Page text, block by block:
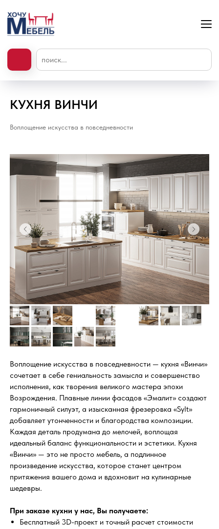
КУХНЯ ВИНЧИ
Воплощение искусства в повседневности
Воплощение искусства в повседневности — кухня «Винчи»
сочетает в себе гениальность замысла и совершенство
исполнения, как творения великого мастера эпохи
Возрождения. Плавные линии фасадов «Эмалит» создают
гармоничный силуэт, а изысканная фрезеровка «Sylt»
добавляет утонченности и благородства композиции.
Каждая деталь продумана до мелочей, воплощая
идеальный баланс функциональности и эстетики. Кухня
«Винчи» — это не просто мебель, а подлинное
произведение искусства, которое станет центром
притяжения вашего дома и вдохновит на кулинарные
шедевры.
При заказе кухни у нас, Вы получаете:
Бесплатный 3D-проект и точный расчет стоимости